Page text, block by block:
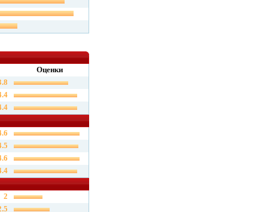
Оценки
2